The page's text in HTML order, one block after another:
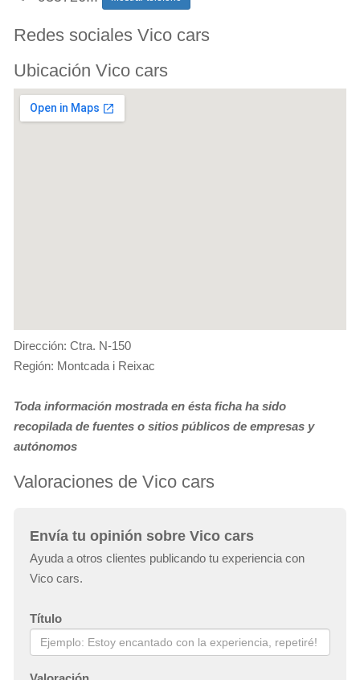
Redes sociales Vico cars
Ubicación Vico cars
Dirección: Ctra. N-150
Región: Montcada i Reixac
Toda información mostrada en ésta ficha ha sido
recopilada de fuentes o sitios públicos de empresas y
autónomos
Valoraciones de Vico cars
Envía tu opinión sobre Vico cars
Ayuda a otros clientes publicando tu experiencia con
Vico cars.
Título